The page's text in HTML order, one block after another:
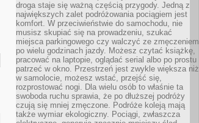
droga staje się ważną częścią przygody. Jedną z
największych zalet podróżowania pociągiem jest
komfort. W przeciwieństwie do samochodu, nie
musisz skupiać się na prowadzeniu, szukać
miejsca parkingowego czy walczyć ze zmęczeniem
po wielu godzinach jazdy. Możesz czytać książkę,
pracować na laptopie, oglądać serial albo po prostu
patrzeć w okno. Przestrzeń jest zwykle większa niż
w samolocie, możesz wstać, przejść się,
rozprostować nogi. Dla wielu osób to właśnie ta
swoboda ruchu sprawia, że po dłuższej podróży
czują się mniej zmęczone. Podróże koleją mają
także wymiar ekologiczny. Pociągi, zwłaszcza